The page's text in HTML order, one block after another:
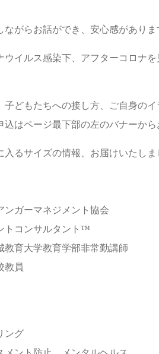
がらお話ができ、安心感がありま
ウイルス感染下、アフターコロナ
子どもたちへの接し方、ご自身の
込はページ最下部の左のバナーから
るサイズの情報、お届けいたしま
ンガーマネジメント協会
トコンサルタント™
教育大学教育学部非常勤講師
教員
ング